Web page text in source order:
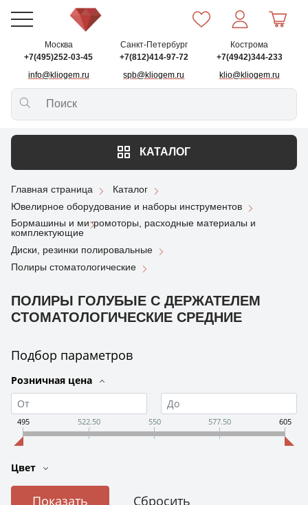
Москва
+7(495)252-03-45
info@kliogem.ru
Санкт-Петербург
+7(812)414-97-72
spb@kliogem.ru
Кострома
+7(4942)344-233
klio@kliogem.ru
КАТАЛОГ
Главная страница
Каталог
Ювелирное оборудование и наборы инструментов
Бормашины и микромоторы, расходные материалы и
комплектующие
Диски, резинки полировальные
Полиры стоматологические
ПОЛИРЫ ГОЛУБЫЕ С ДЕРЖАТЕЛЕМ
СТОМАТОЛОГИЧЕСКИЕ СРЕДНИЕ
Подбор параметров
Розничная цена
495 522.50 550 577.50 605
Цвет